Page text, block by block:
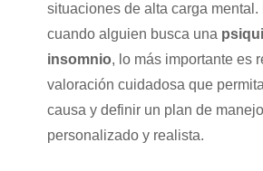
situaciones de alta carga mental.
cuando alguien busca una
insomnio, lo más importante es
valoración cuidadosa que
causa y definir un plan de
personalizado y realista.